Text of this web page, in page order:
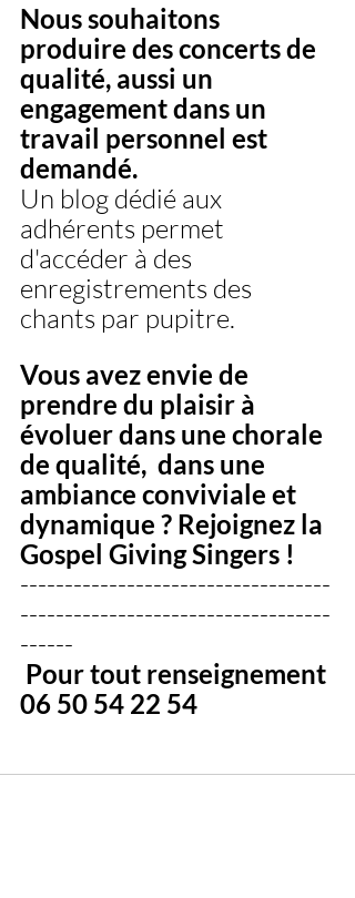
Nous souhaitons
produire des concerts de
qualité, aussi un
engagement dans un
travail personnel est
demandé.
Un blog dédié aux
adhérents permet
d'accéder à des
enregistrements des
chants par pupitre.
Vous avez envie de
prendre du plaisir à
évoluer dans une chorale
de qualité,  dans une
ambiance conviviale et
dynamique ? Rejoignez la
Gospel Giving Singers !
-----------------------------------
-----------------------------------
------
06 50 54 22 54